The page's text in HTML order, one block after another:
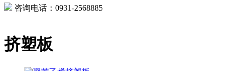
咨询电话：0931-2568885
挤塑板